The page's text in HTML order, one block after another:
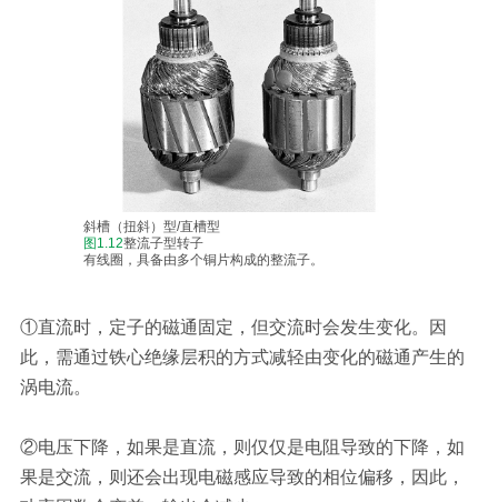
斜槽（扭斜）型/直槽型
图1.12整流子型转子
有线圈，具备由多个铜片构成的整流子。
①直流时，定子的磁通固定，但交流时会发生变化。因
此，需通过铁心绝缘层积的方式减轻由变化的磁通产生的
涡电流。
②电压下降，如果是直流，则仅仅是电阻导致的下降，如
果是交流，则还会出现电磁感应导致的相位偏移，因此，